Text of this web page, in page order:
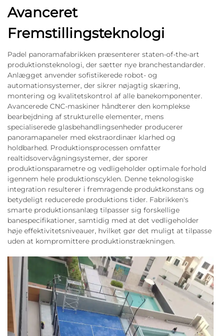
Avanceret
Fremstillingsteknologi
Padel panoramafabrikken præsenterer staten-of-the-art
produktionsteknologi, der sætter nye branchestandarder.
Anlægget anvender sofistikerede robot- og
automationsystemer, der sikrer nøjagtig skæring,
montering og kvalitetskontrol af alle banekomponenter.
Avancerede CNC-maskiner håndterer den komplekse
bearbejdning af strukturelle elementer, mens
specialiserede glasbehandlingsenheder producerer
panoramapaneler med ekstraordinær klarhed og
holdbarhed. Produktionsprocessen omfatter
realtidsovervågningsystemer, der sporer
produktionsparametre og vedligeholder optimale forhold
igennem hele produktionscyklen. Denne teknologiske
integration resulterer i fremragende produktkonstans og
betydeligt reducerede produktions tider. Fabrikken's
smarte produktionsanlæg tilpasser sig forskellige
banespecifikationer, samtidig med at det vedligeholder
høje effektivitetsniveauer, hvilket gør det muligt at tilpasse
uden at kompromittere produktionstrækningen.